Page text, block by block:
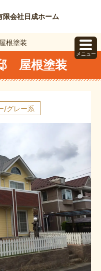
限会社日成ホーム
根塗装
屋根塗装
/グレー系
メニュー